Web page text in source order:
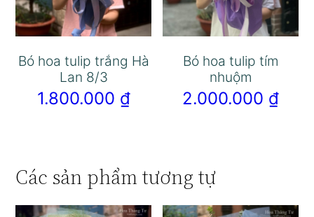
Bó hoa tulip trắng Hà
Lan 8/3
1.800.000 ₫
Bó hoa tulip tím
nhuộm
2.000.000 ₫
Các sản phẩm tương tự